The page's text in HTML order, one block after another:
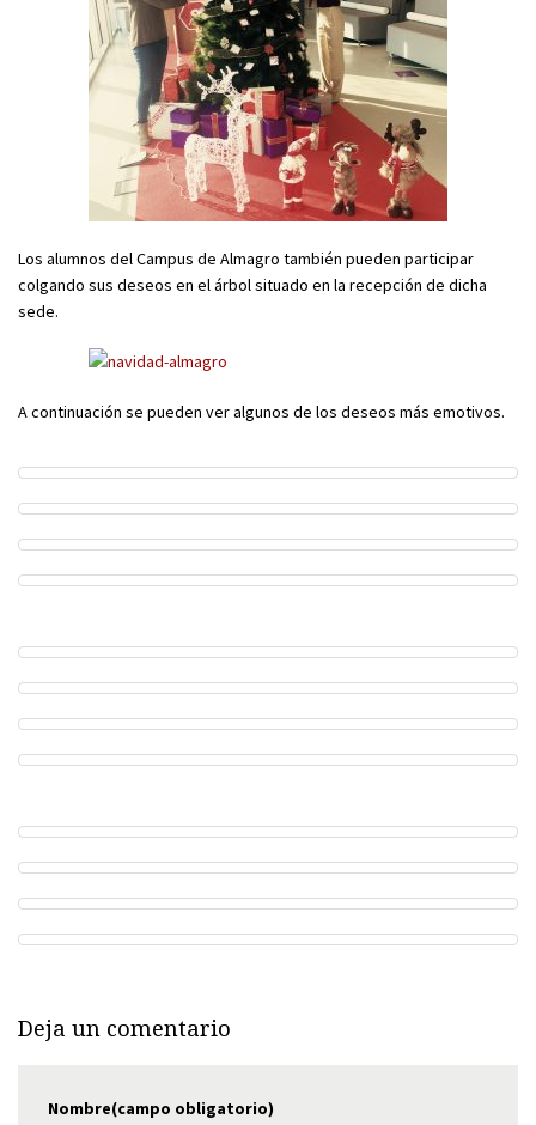
Los alumnos del Campus de Almagro también pueden participar
colgando sus deseos en el árbol situado en la recepción de dicha
sede.
A continuación se pueden ver algunos de los deseos más emotivos.
Deja un comentario
Nombre(campo obligatorio)